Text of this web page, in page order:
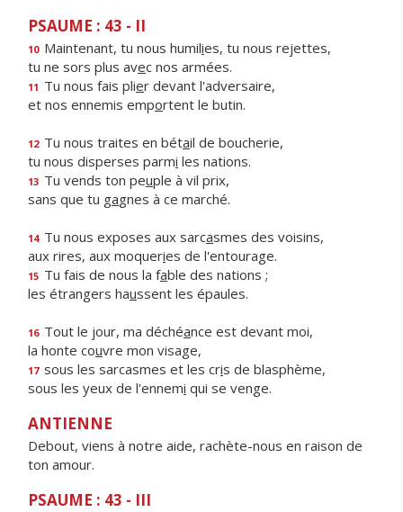
PSAUME : 43 - II
10 Maintenant, tu nous humilies, tu nous rejettes,
tu ne sors plus avec nos armées.
11 Tu nous fais plier devant l'adversaire,
et nos ennemis emportent le butin.
12 Tu nous traites en bétail de boucherie,
tu nous disperses parmi les nations.
13 Tu vends ton peuple à vil prix,
sans que tu gagnes à ce marché.
14 Tu nous exposes aux sarcasmes des voisins,
aux rires, aux moqueries de l'entourage.
15 Tu fais de nous la fable des nations ;
les étrangers haussent les épaules.
16 Tout le jour, ma déchéance est devant moi,
la honte couvre mon visage,
17 sous les sarcasmes et les cris de blasphème,
sous les yeux de l'ennemi qui se venge.
ANTIENNE
Debout, viens à notre aide, rachète-nous en raison de
ton amour.
PSAUME : 43 - III